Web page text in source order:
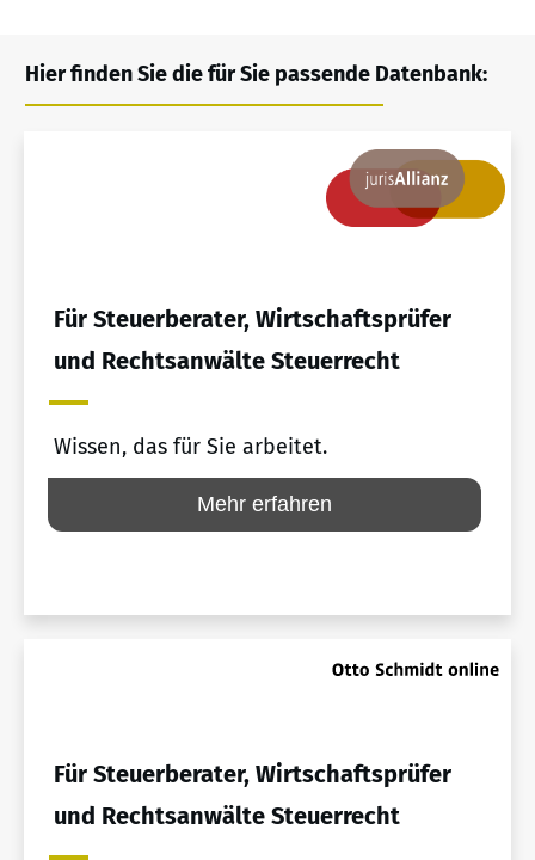
Hier finden Sie die für Sie passende Datenbank:
Für Steuerberater, Wirtschaftsprüfer
und Rechtsanwälte Steuerrecht
Wissen, das für Sie arbeitet.
Mehr erfahren
Für Steuerberater, Wirtschaftsprüfer
und Rechtsanwälte Steuerrecht